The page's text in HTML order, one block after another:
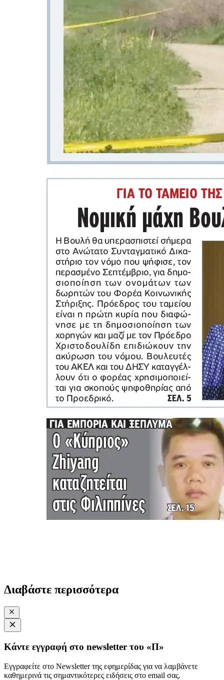
Διαβάστε περισσότερα
Κάντε εγγραφή στο newsletter του «Π»
Εγγραφείτε στο Newsletter της εφημερίδας για να λαμβάνετε
καθημερινά τις σημαντικότερες ειδήσεις στο email σας.